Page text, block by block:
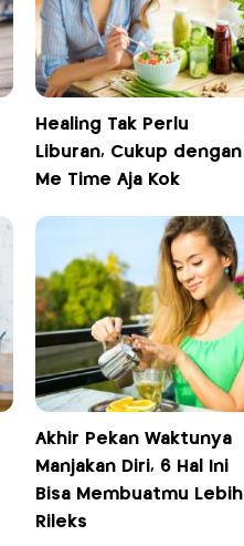
Healing Tak Perlu
Liburan, Cukup dengan
Me Time Aja Kok
Akhir Pekan Waktunya
Manjakan Diri, 6 Hal Ini
Bisa Membuatmu Lebih
Rileks